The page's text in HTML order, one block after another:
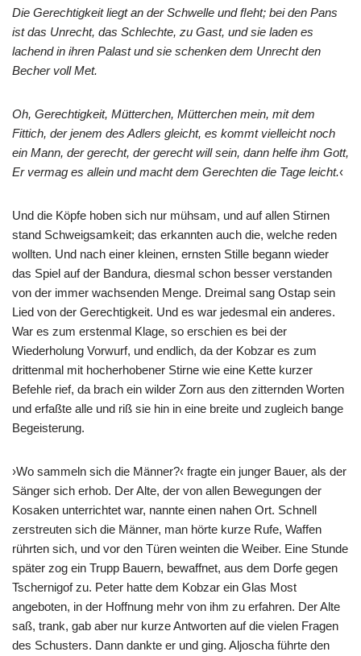
Die Gerechtigkeit liegt an der Schwelle undﬂeht; bei den Pans
ist das Unrecht, das Schlechte, zu Gast, und sie laden es
lachend in ihren Palast und sie schenken dem Unrecht den
Becher voll Met.
Oh, Gerechtigkeit, Mütterchen, Mütterchen mein, mit dem
Fittich, der jenem des Adlers gleicht, es kommt vielleicht noch
ein Mann, der gerecht, der gerecht will sein, dann helfe ihm Gott,
Er vermag es allein und macht dem Gerechten die Tage leicht.‹
Und die Köpfe hoben sich nur mühsam, und auf allen Stirnen
stand Schweigsamkeit; das erkannten auch die, welche reden
wollten. Und nach einer kleinen, ernsten Stille begann wieder
das Spiel auf der Bandura, diesmal schon besser verstanden
von der immer wachsenden Menge. Dreimal sang Ostap sein
Lied von der Gerechtigkeit. Und es war jedesmal ein anderes.
War es zum erstenmal Klage, so erschien es bei der
Wiederholung Vorwurf, und endlich, da der Kobzar es zum
drittenmal mit hocherhobener Stirne wie eine Kette kurzer
Befehle rief, da brach ein wilder Zorn aus den zitternden Worten
und erfaßte alle und riß sie hin in eine breite und zugleich bange
Begeisterung.
›Wo sammeln sich die Männer?‹ fragte ein junger Bauer, als der
Sänger sich erhob. Der Alte, der von allen Bewegungen der
Kosaken unterrichtet war, nannte einen nahen Ort. Schnell
zerstreuten sich die Männer, man hörte kurze Rufe, Waffen
rührten sich, und vor den Türen weinten die Weiber. Eine Stunde
später zog ein Trupp Bauern, bewaffnet, aus dem Dorfe gegen
Tschernigof zu. Peter hatte dem Kobzar ein Glas Most
angeboten, in der Hoffnung mehr von ihm zu erfahren. Der Alte
saß, trank, gab aber nur kurze Antworten auf die vielen Fragen
des Schusters. Dann dankte er und ging. Aljoscha führte den